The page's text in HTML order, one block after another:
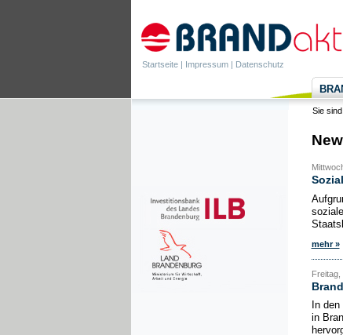
Startseite | Impressum | Datenschutz
Sie
mehr »
Freitag,
In
in